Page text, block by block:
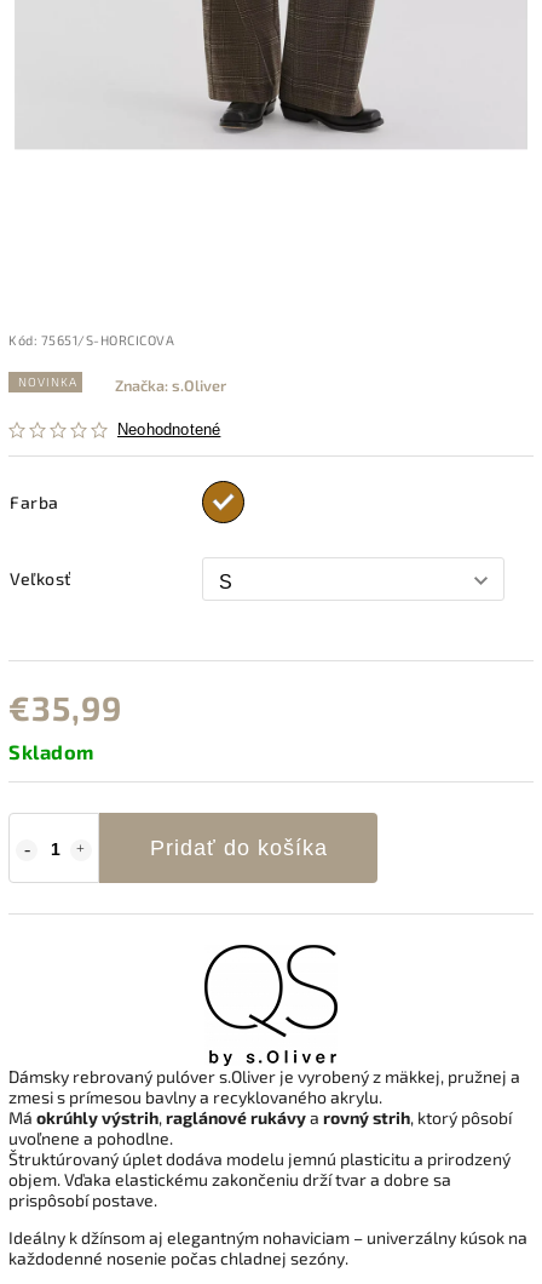
Kód: 75651/S-HORCICOVA
NOVINKA
Neohodnotené
Značka:s.Oliver
Farba
Veľkosť
€35,99
Skladom
Pridať do košíka
Dámsky rebrovaný pulóver s.Oliver je vyrobený z mäkkej, pružnej a
zmesi s prímesou bavlny a recyklovaného akrylu.
Má okrúhly výstrih,raglánové rukávya rovný strih, ktorý pôsobí
uvoľnene a pohodlne.
Štruktúrovaný úplet dodáva modelu jemnú plasticitu a prirodzený
objem. Vďaka elastickému zakončeniu drží tvar a dobre sa
prispôsobí postave.
Ideálny k džínsom aj elegantným nohaviciam – univerzálny kúsok na
každodenné nosenie počas chladnej sezóny.